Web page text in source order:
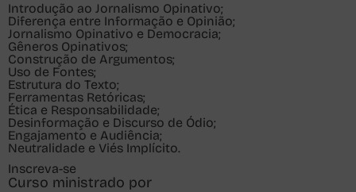
Introdução ao Jornalismo Opinativo;
Diferença entre Informação e Opinião;
Jornalismo Opinativo e Democracia;
Gêneros Opinativos;
Construção de Argumentos;
Uso de Fontes;
Estrutura do Texto;
Ferramentas Retóricas;
Ética e Responsabilidade;
Desinformação e Discurso de Ódio;
Engajamento e Audiência;
Neutralidade e Viés Implícito.
Inscreva-se
Curso ministrado por